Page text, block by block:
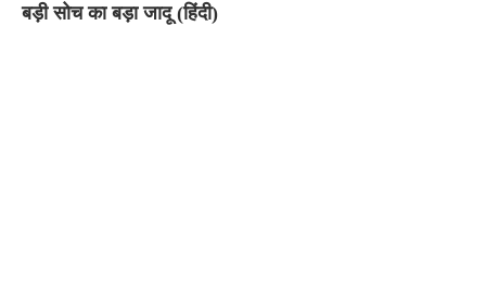
बड़ी सोच का बड़ा जादू (हिंदी)